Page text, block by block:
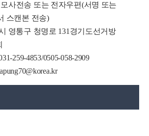
모사전송 또는 전자우편(서명 또는
스캔본 전송)
영통구 청명로 131 경기도선거방
259-4853/0505-058-2909